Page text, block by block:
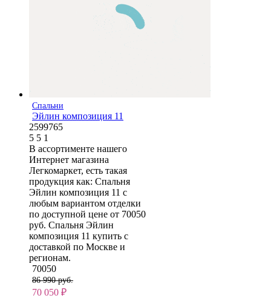
Спальни
Эйлин композиция 11
2599765
5 5 1
В ассортименте нашего
Интернет магазина
Легкомаркет, есть такая
продукция как: Спальня
Эйлин композиция 11 с
любым вариантом отделки
по доступной цене от 70050
руб. Спальня Эйлин
композиция 11 купить с
доставкой по Москве и
регионам.
70050
86 990 руб.
70 050 ₽